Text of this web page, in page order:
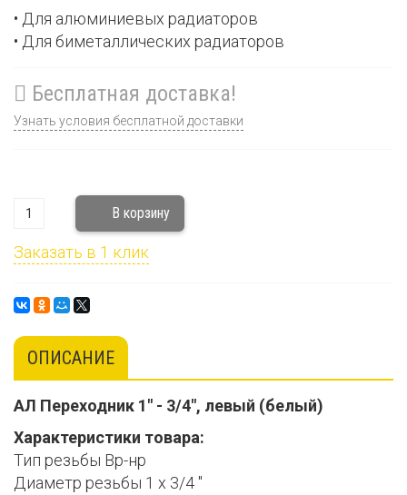
• Для алюминиевых радиаторов
• Для биметаллических радиаторов
Бесплатная доставка!
Узнать условия бесплатной доставки
Заказать в 1 клик
ОПИСАНИЕ
АЛ Переходник 1" - 3/4", левый (белый)
Характеристики товара:
Тип резьбы Вр-нр
Диаметр резьбы 1 х 3/4 "